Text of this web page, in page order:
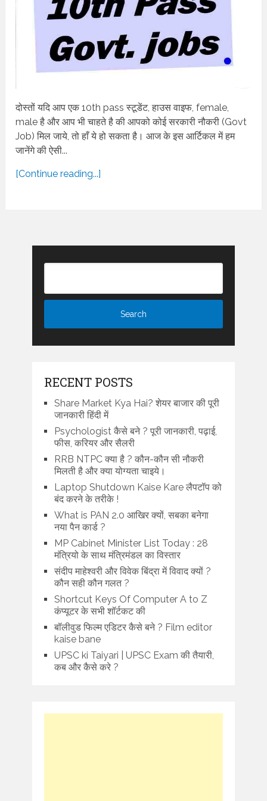
दोस्तों यदि आप एक 10th pass स्टूडेंट, हाउस वाइफ, female,
male है और आप भी चाहते है की आपको कोई सरकारी नौकरी (Govt
Job) मिल जाये, तो हाँ ये हो सकता है। आज के इस आर्टिकल में हम
जानेंगे की ऐसी...
[Continue reading...]
RECENT POSTS
Share Market Kya Hai? शेयर बाजार की पूरी
जानकारी हिंदी में
Psychologist कैसे बने ? पूरी जानकारी, पढ़ाई,
फीस, करियर और सैलरी
RRB NTPC क्या है ? कौन-कौन सी नौकरी
मिलती है और क्या योग्यता चाइये।
Laptop Shutdown Kaise Kare लैपटॉप को
बंद करने के तरीके !
What is PAN 2.0 आखिर क्यों, सबका बनेगा
नया पैन कार्ड ?
MP Cabinet Minister List Today : 28
मंत्रियो के साथ मंत्रिमंडल का विस्तार
संदीप माहेश्वरी और विवेक बिंद्रा में विवाद क्यों ?
कौन सही कौन गलत ?
Shortcut Keys Of Computer A to Z
कंप्यूटर के सभी शॉर्टकट की
बॉलीवुड फिल्म एडिटर कैसे बने ? Film editor
kaise bane
UPSC ki Taiyari | UPSC Exam की तैयारी,
कब और कैसे करे ?